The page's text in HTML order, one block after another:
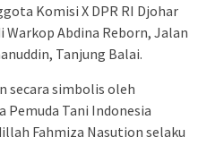
Komisi X DPR RI Djohar
Abdina Reborn, Jalan
Tanjung Balai.
secara simbolis oleh
Pemuda Tani Indonesia
Fahmiza Nasution selaku